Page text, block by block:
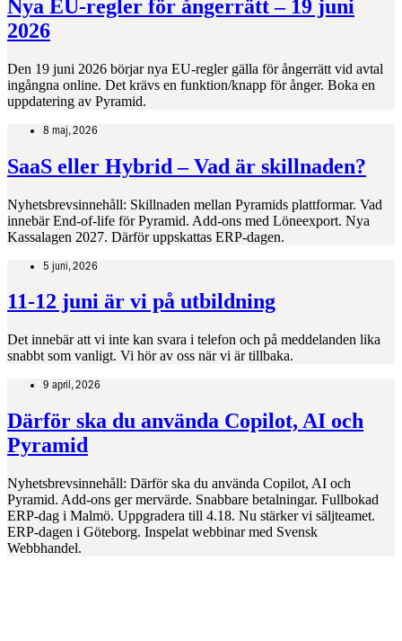
Nya EU‑regler för ångerrätt – 19 juni
2026
Den 19 juni 2026 börjar nya EU‑regler gälla för ångerrätt vid avtal
ingångna online. Det krävs en funktion/knapp för ånger. Boka en
uppdatering av Pyramid.
8 maj, 2026
SaaS eller Hybrid – Vad är skillnaden?
Nyhetsbrevsinnehåll: Skillnaden mellan Pyramids plattformar. Vad
innebär End-of-life för Pyramid. Add-ons med Löneexport. Nya
Kassalagen 2027. Därför uppskattas ERP-dagen.
5 juni, 2026
11-12 juni är vi på utbildning
Det innebär att vi inte kan svara i telefon och på meddelanden lika
snabbt som vanligt. Vi hör av oss när vi är tillbaka.
9 april, 2026
Därför ska du använda Copilot, AI och
Pyramid
Nyhetsbrevsinnehåll: Därför ska du använda Copilot, AI och
Pyramid. Add-ons ger mervärde. Snabbare betalningar. Fullbokad
ERP-dag i Malmö. Uppgradera till 4.18. Nu stärker vi säljteamet.
ERP-dagen i Göteborg. Inspelat webbinar med Svensk
Webbhandel.